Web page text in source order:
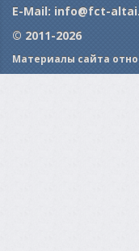
E-Mail: info@fct-
© 2011-2026
Материалы сайта